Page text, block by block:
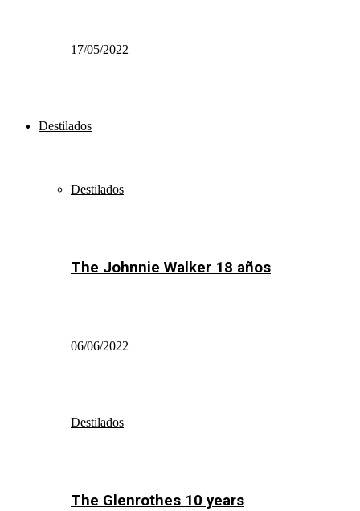
17/05/2022
Destilados
Destilados
The Johnnie Walker 18 años
06/06/2022
Destilados
The Glenrothes 10 years